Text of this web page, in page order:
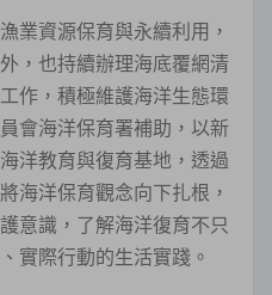
業資源保育與永續利用，
，也持續辦理海底覆網清
作，積極維護海洋生態環
會海洋保育署補助，以新
洋教育與復育基地，透過
海洋保育觀念向下扎根，
意識，了解海洋復育不只
實際行動的生活實踐。